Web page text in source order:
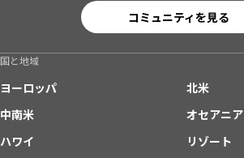
コミュニティを見る
国と地域
ヨーロッパ
北米
中南米
オセアニア
ハワイ
リゾート